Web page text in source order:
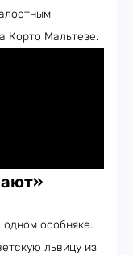
Корто Мальтезе.
особняке.
львицу из